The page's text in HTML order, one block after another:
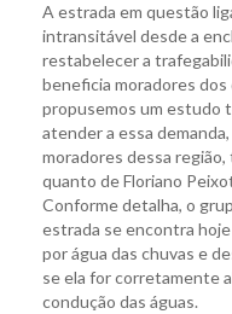
A estrada em questão
intransitável desde a
restabelecer a
beneficia moradores dos
propusemos um estudo
atender a essa
moradores dessa
quanto de Floriano
Conforme detalha, o
estrada se encontra
por água das chuvas e
se ela for corretamente
condução das águas.